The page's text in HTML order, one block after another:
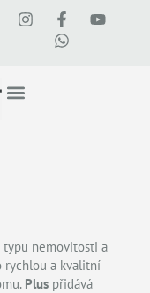
nemovitosti a
rychlou a kvalitní
Pluspřidává